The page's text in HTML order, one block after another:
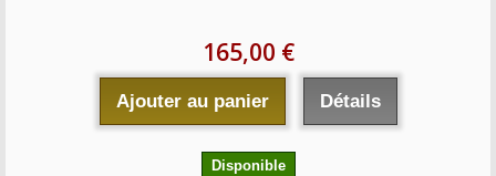
165,00 €
Ajouter au panier Détails
Disponible